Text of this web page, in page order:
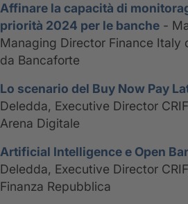
Affinare la capacità di
priorità 2024 per le banche -
Managing Director Finance Italy
da Bancaforte
Lo scenario del Buy Now Pay
Deledda, Executive Director
Arena Digitale
Artificial Intelligence e Open
Deledda, Executive Director
Finanza Repubblica